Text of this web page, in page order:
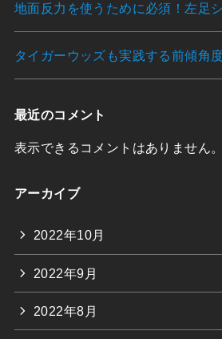
地面反力を使うために必須！左足
タイガーウッズも実践する前傾角
最近のコメント
表示できるコメントはありません。
アーカイブ
2022年10月
2022年9月
2022年8月